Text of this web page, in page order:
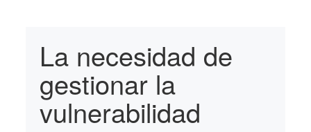
La necesidad de
gestionar la
vulnerabilidad